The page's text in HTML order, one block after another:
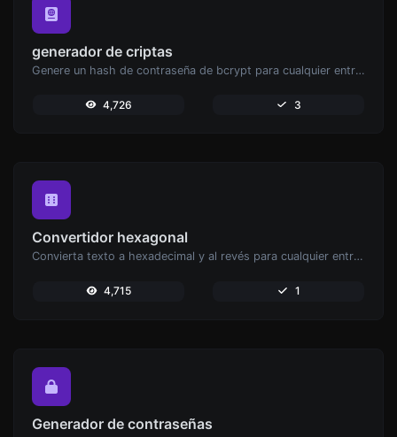
generador de criptas
Genere un hash de contraseña de bcrypt para cualquier entrada de cadena.
4,726 3
Convertidor hexagonal
Convierta texto a hexadecimal y al revés para cualquier entrada de cadena.
4,715 1
Generador de contraseñas